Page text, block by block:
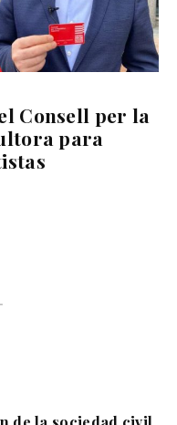
Consell per la
para